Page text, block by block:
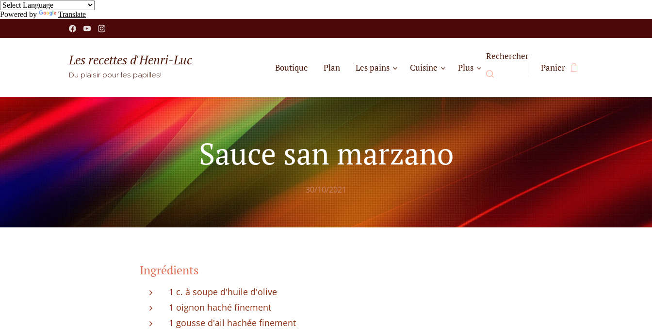
Powered by Translate
Les recettes d'Henri-Luc
Du plaisir pour les papilles!
Boutique Plan Les pains Cuisine Plus
Rechercher
Panier
Sauce san marzano
30/10/2021
Ingrédients
1 c. à soupe d'huile d'olive
1 oignon haché finement
1 gousse d'ail hachée finement